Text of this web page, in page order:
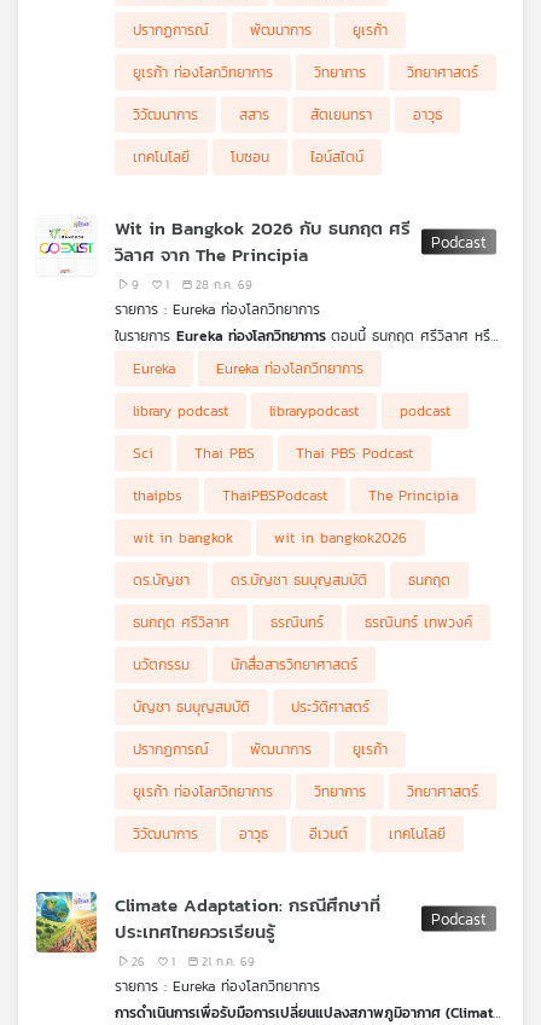
ถึงฝากผลงานผ่านสถาบันวิจัยที่ตั้งชื่อเพื่อเป็นเกียรติแก่เขาอย่าง
เส้นทางเกียรติยศของบุรุษผู้เป็นรากฐานของอนุภาคแห่งจักรวาลไป
ปรากฏการณ์
พัฒนาการ
ยูเรก้า
ยูเรก้า ท่องโลกวิทยาการ
วิทยาการ
วิทยาศาสตร์
วิวัฒนาการ
สสาร สัตเยนทรา
อาวุธ
เทคโนโลยี
โบซอน ไอน์สไตน์
Wit in Bangkok 2026 กับ ธนกฤต ศรี
วิลาศ จาก The Principia
9 1 28 ก.ค. 69
รายการ : Eureka ท่องโลกวิทยาการ
ในรายการ Eureka ท่องโลกวิทยาการ ตอนนี้ ธนกฤต ศรีวิลาศ หรือ
เต้ CEO และผู้ร่วมก่อตั้งสื่อวิทยาศาสตร์ The Principia หนึ่งในทีม
ภาคีนักสื่อสารวิทยาศาสตร์ที่เป็นผู้ดำเนินการกิจกรรมนี้ร่วมกับ
กรุงเทพมหานคร โดย จะชวนทุกคนทำความรู้จักประวัติการสื่อสาร
วิทยาศาสตร์ไทย ทั้งในรูปแบบวารสาร ตำรา โทรทัศน์ คอนเทนต์
ออนไลน์ มาจนถึงรูปแบบการทำงานของนักสื่อสารวิทยาศาสตร์ไทยใน
วิทยาศาสตร์สามารถเรียนจบไปเพื่อทำงานเป็นนักวิทยาศาสตร์ นัก
วิจัย หรือนักประดิษฐ์ได้แล้ว นักสื่อสารวิทยาศาสตร์ก็ยังเป็นอีกหนึ่ง
อาชีพในปัจจุบันที่เริ่มหาเลี้ยงตัวได้ในยุคที่ใครก็สร้างคอนเทนต์ได้ และ
คุณเป็นอีกคนที่อยากทำความรู้จักการสื่อสารวิทยาศาสตร์ให้มากขึ้น
หรืออยากสร้างไฟในการเรียนรู้วิทยาศาสตร์ให้มากขึ้น เตรียมพบกับ
เรื่องราวของนักสื่อสารวิทยาศาสตร์ไทย และภารกิจล่าสุดที่จะรวมตัว
Eureka
Eureka ท่องโลกวิทยาการ
library podcast
librarypodcast
podcast
Sci
Thai PBS
Thai PBS Podcast
thaipbs
ThaiPBSPodcast
The Principia
wit in bangkok
wit in bangkok2026
ดร.บัญชา
ดร.บัญชา ธนบุญสมบัติ
ธนกฤต
ธนกฤต ศรีวิลาศ
ธรณินทร์
ธรณินทร์ เทพวงค์
นวัตกรรม
นักสื่อสารวิทยาศาสตร์
บัญชา ธนบุญสมบัติ
ประวัติศาสตร์
ปรากฏการณ์
พัฒนาการ
ยูเรก้า
ยูเรก้า ท่องโลกวิทยาการ
วิทยาการ
วิทยาศาสตร์
วิวัฒนาการ
อาวุธ อีเวนต์ เทคโนโลยี
Climate Adaptation: กรณีศึกษาที่
ประเทศไทยควรเรียนรู้
26 1 21 ก.ค. 69
รายการ : Eureka ท่องโลกวิทยาการ
การดำเนินการเพื่อรับมือการเปลี่ยนแปลงสภาพภูมิอากาศ (Climate